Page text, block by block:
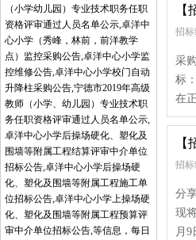
（小学幼儿园）专业技术职务任职
资格评审通过人员名单公示,卓洋中
心小学（秀峰，林前，前洋教学
点）监控采购公告,卓洋中心小学监
控维修公告,卓洋中心小学校门自动
升降柱采购公告,宁德市2019年高级
教师（小学、幼儿园）专业技术职
务任职资格评审通过人员名单公示,
卓洋中心小学后操场硬化、塑化及
围墙等附属工程结算评审中介单位
招标公告,卓洋中心小学后操场硬
化、塑化及围墙等附属工程施工单
位招标公告,卓洋中心小学上操场硬
化、塑化及围墙等附属工程预算评
审中介单位招标公告,等信息，每日
【
招
采
标
在
【
招
分
现
月